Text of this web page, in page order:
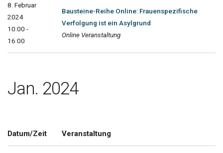
8. Februar
2024
10:00 -
16:00
Bausteine-Reihe Online: Frauenspezifische
Verfolgung ist ein Asylgrund
Online Veranstaltung
Jan. 2024
Datum/Zeit Veranstaltung